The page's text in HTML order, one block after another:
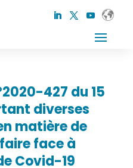
427 du 15
diverses
matière de
face à
Covid-19